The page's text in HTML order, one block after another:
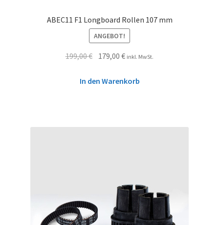
ABEC11 F1 Longboard Rollen 107 mm
ANGEBOT!
199,00€ 179,00€ inkl. MwSt.
In den Warenkorb